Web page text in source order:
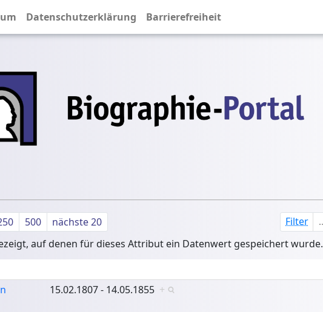
Datenschutzerklärung Barrierefreiheit
500 nächste 20
Filter
auf denen für dieses Attribut ein Datenwert gespeichert wurde.
15.02.1807 - 14.05.1855 +